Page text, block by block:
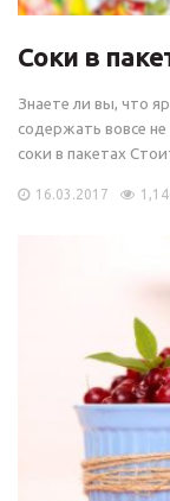
Соки в
Знаете ли вы, что
содержать вовсе
соки в пакетах
16.03.2017